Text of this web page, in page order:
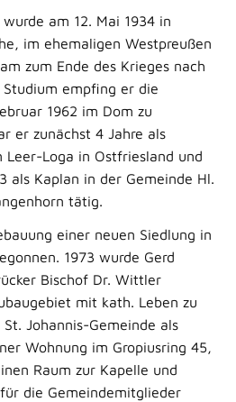
am 12. Mai 1934 in
im ehemaligen Westpreußen
zum Ende des Krieges nach
empfing er die
1962 im Dom zu
er zunächst 4 Jahre als
Leer-Loga in Ostfriesland und
als Kaplan in der Gemeinde Hl.
tätig.
einer neuen Siedlung in
1973 wurde Gerd
Bischof Dr. Wittler
mit kath. Leben zu
Johannis-Gemeinde als
Wohnung im Gropiusring 45,
Raum zur Kapelle und
die Gemeindemitglieder